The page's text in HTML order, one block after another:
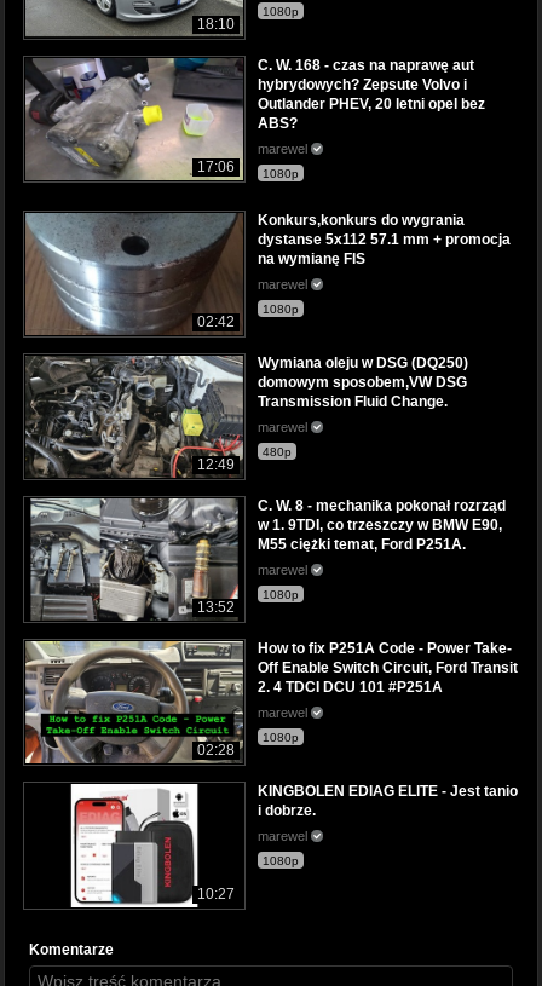
18:10
1080p
17:06
C. W. 168 - czas na naprawę aut
hybrydowych? Zepsute Volvo i
Outlander PHEV, 20 letni opel bez
ABS?
marewel
1080p
02:42
Konkurs,konkurs do wygrania
dystanse 5x112 57.1 mm + promocja
na wymianę FIS
marewel
1080p
12:49
Wymiana oleju w DSG (DQ250)
domowym sposobem,VW DSG
Transmission Fluid Change.
marewel
480p
13:52
C. W. 8 - mechanika pokonał rozrząd
w 1. 9TDI, co trzeszczy w BMW E90,
M55 ciężki temat, Ford P251A.
marewel
1080p
02:28
How to fix P251A Code - Power Take-
Off Enable Switch Circuit, Ford Transit
2. 4 TDCI DCU 101 #P251A
marewel
1080p
10:27
KINGBOLEN EDIAG ELITE - Jest tanio
i dobrze.
marewel
1080p
Komentarze